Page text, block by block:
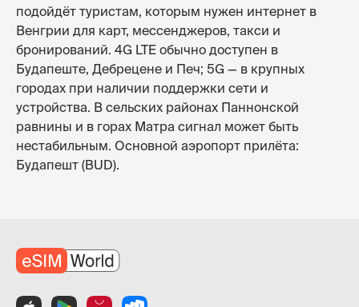
подойдёт туристам, которым нужен интернет в
Венгрии для карт, мессенджеров, такси и
бронирований. 4G LTE обычно доступен в
Будапеште, Дебрецене и Печ; 5G — в крупных
городах при наличии поддержки сети и
устройства. В сельских районах Паннонской
равнины и в горах Матра сигнал может быть
нестабильным. Основной аэропорт прилёта:
Будапешт (BUD).